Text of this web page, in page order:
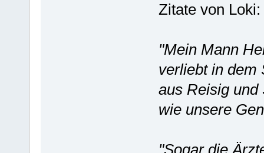
Zitate von Loki:
"Mein Mann
verliebt in dem
aus Reisig und
wie unsere